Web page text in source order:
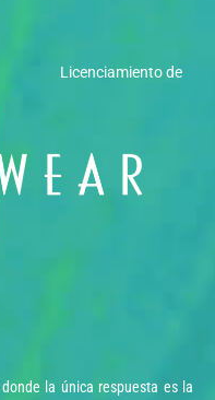
Licenciamiento de
la única respuesta es la